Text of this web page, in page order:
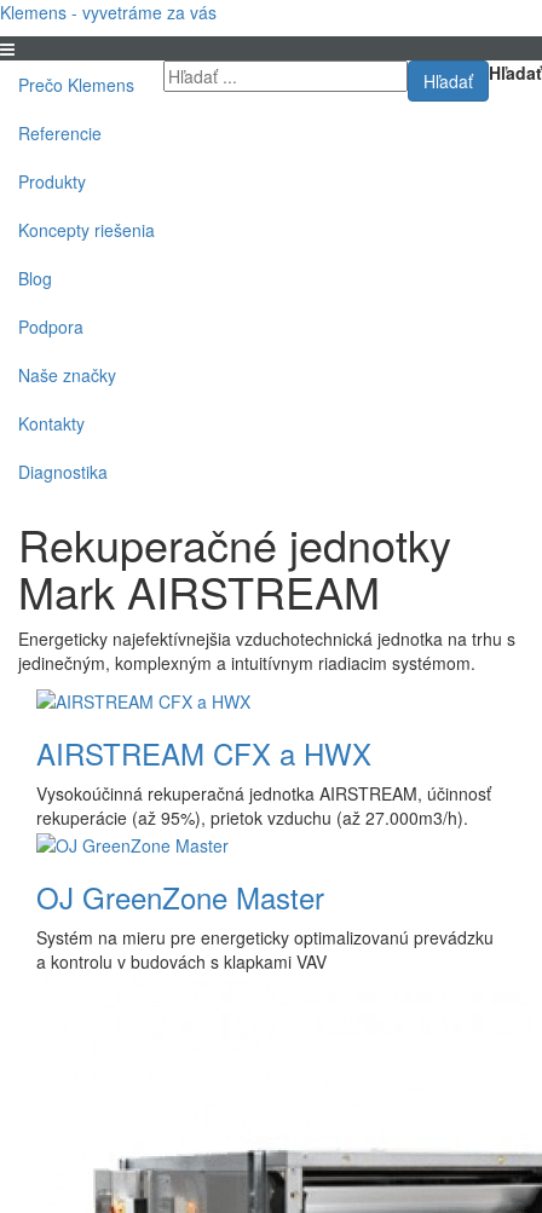
Klemens - vyvetráme za vás
Hľadať
Hľadať
Prečo Klemens
Referencie
Produkty
Koncepty riešenia
Blog
Podpora
Naše značky
Kontakty
Diagnostika
Rekuperačné jednotky
Mark AIRSTREAM
Energeticky najefektívnejšia vzduchotechnická jednotka na trhu s
jedinečným, komplexným a intuitívnym riadiacim systémom.
AIRSTREAM CFX a HWX
Vysokoúčinná rekuperačná jednotka AIRSTREAM, účinnosť
rekuperácie (až 95%), prietok vzduchu (až 27.000m3/h).
OJ GreenZone Master
Systém na mieru pre energeticky optimalizovanú prevádzku
a kontrolu v budovách s klapkami VAV